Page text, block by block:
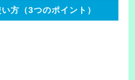
方（3つのポイント）